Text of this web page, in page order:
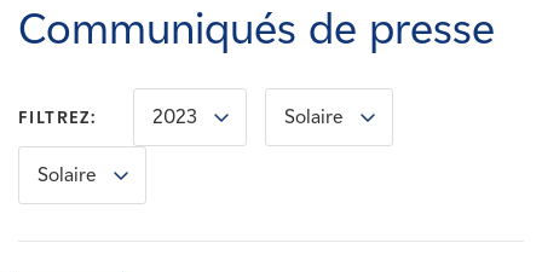
Carrières
Nouvelles
Contactez-nous
Communiqués de presse
FILTREZ: 2023 Solaire
Solaire